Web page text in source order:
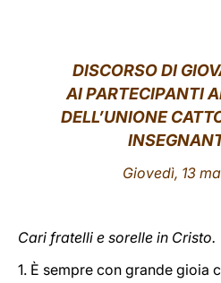
DISCORSO DI
AI PARTECIPANTI
DELL’UNIONE
Giovedì, 13
Cari fratelli e sorelle in Cristo.
1. È sempre con grande gioia